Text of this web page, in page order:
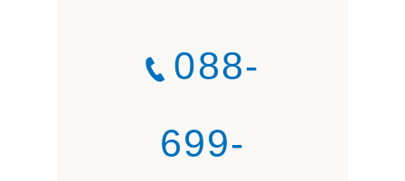
088-
699-